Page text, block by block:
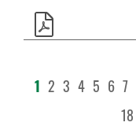
1 2 3 4 5 6 7
18